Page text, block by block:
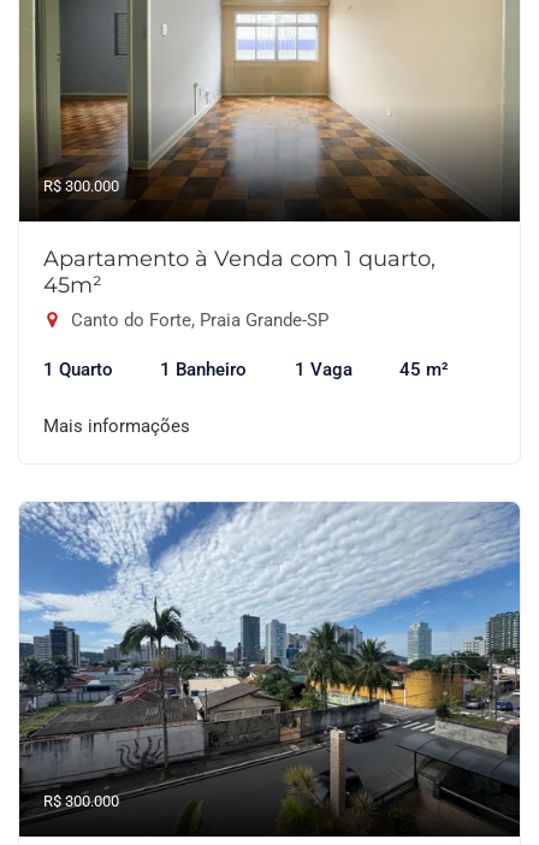
R$ 300.000
Apartamento à Venda com 1 quarto,
45m²
Canto do Forte, Praia Grande-SP
1 Quarto 1 Banheiro 1 Vaga 45 m²
Mais informações
R$ 300.000